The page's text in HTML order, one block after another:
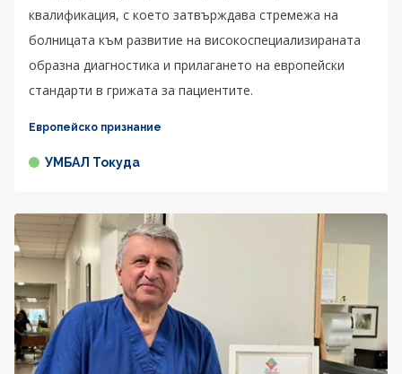
квалификация, с което затвърждава стремежа на
болницата към развитие на високоспециализираната
образна диагностика и прилагането на европейски
стандарти в грижата за пациентите.
Европейско признание
УМБАЛ Токуда